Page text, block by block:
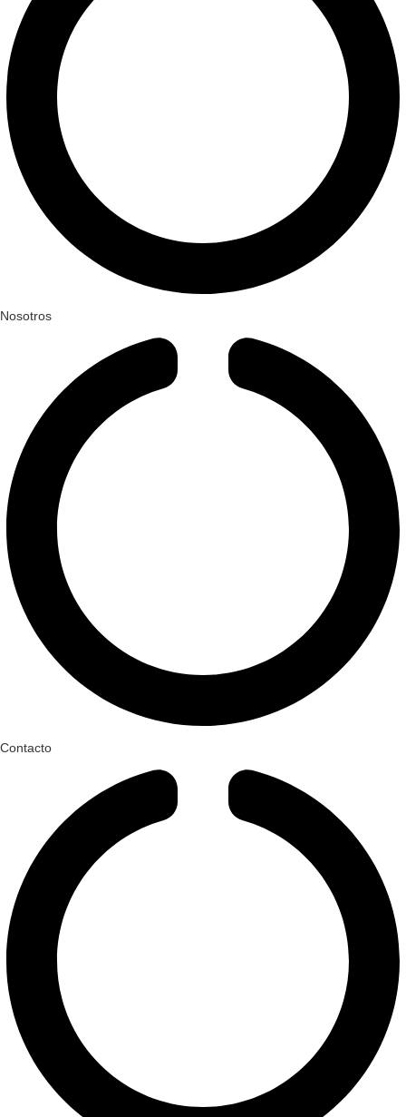
Nosotros
Contacto